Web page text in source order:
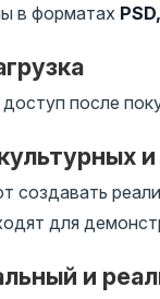
в форматах
после
создавать
для
и